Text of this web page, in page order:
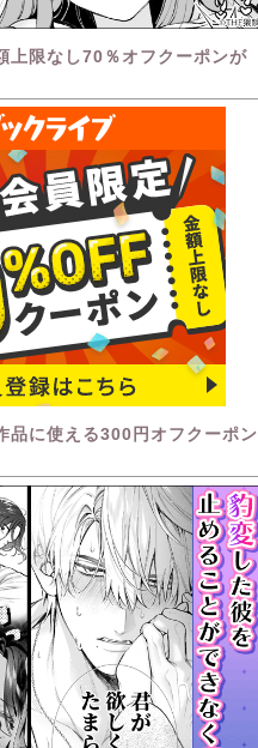
上限なし70％オフクーポンが
品に使える300円オフクーポン